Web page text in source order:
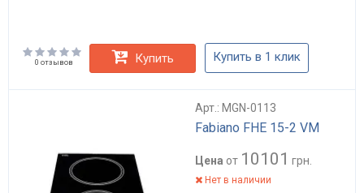
0 отзывов Купить Купить в 1 клик
Арт.: MGN-0113
Fabiano FHE 15-2 VМ
Цена от 10101 грн.
Нет в наличии